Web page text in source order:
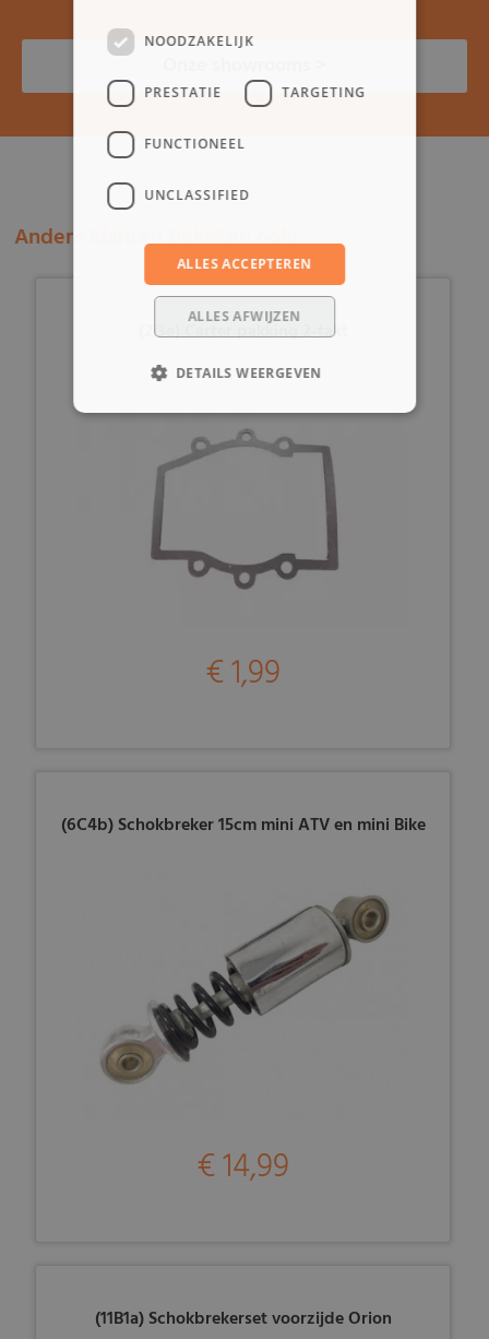
Andere klanten bekeken ook:
(2i3e) Carter pakking 2-takt
€ 1,99
(6C4b) Schokbreker 15cm mini ATV en mini Bike
€ 14,99
(11B1a) Schokbrekerset voorzijde Orion
NOODZAKELIJK
PRESTATIE TARGETING
FUNCTIONEEL
UNCLASSIFIED
ALLES ACCEPTEREN
ALLES AFWIJZEN
DETAILS WEERGEVEN